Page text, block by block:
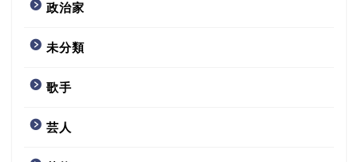
政治家
未分類
歌手
芸人